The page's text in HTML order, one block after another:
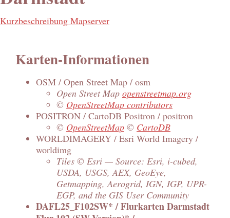
Kurzbeschreibung Mapserver
Karten-Informationen
OSM / Open Street Map / osm
Open Street Map openstreetmap.org
© OpenStreetMap contributors
POSITRON / CartoDB Positron / positron
© OpenStreetMap © CartoDB
WORLDIMAGERY / Esri World Imagery /
worldimg
Tiles © Esri — Source: Esri, i-cubed,
USDA, USGS, AEX, GeoEye,
Getmapping, Aerogrid, IGN, IGP, UPR-
EGP, and the GIS User Community
DAFL25_F102SW* / Flurkarten Darmstadt